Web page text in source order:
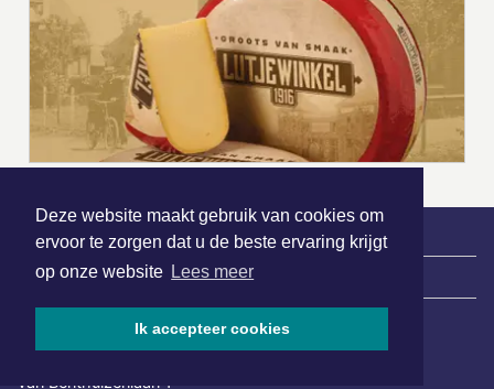
Deze website maakt gebruik van cookies om
ervoor te zorgen dat u de beste ervaring krijgt
op onze website Lees meer
Ik accepteer cookies
| Nieuws | Sport | Evenementen
van Benthuizenlaan 1